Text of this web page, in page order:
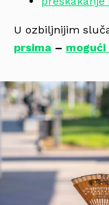
U ozbiljnijim
prsima –